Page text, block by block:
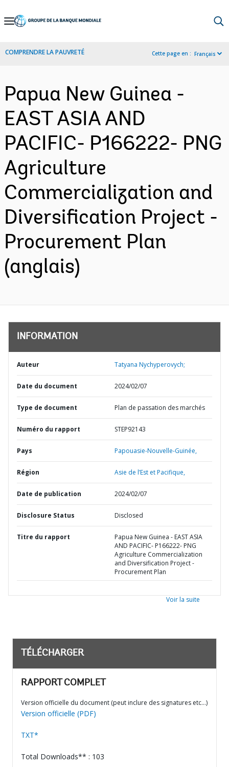
Skip
Navigation
COMPRENDRE LA PAUVRETÉ Cette page en : Français
Papua New Guinea -
EAST ASIA AND
PACIFIC- P166222- PNG
Agriculture
Commercialization and
Diversification Project -
Procurement Plan
(anglais)
INFORMATION
Auteur Tatyana Nychyperovych;
Date du document 2024/02/07
Type de document Plan de passation des marchés
Numéro du rapport STEP92143
Pays Papouasie-Nouvelle-Guinée,
Région Asie de l’Est et Pacifique,
Date de publication 2024/02/07
Disclosure Status Disclosed
Titre du rapport
Papua New Guinea - EAST ASIA
AND PACIFIC- P166222- PNG
Agriculture Commercialization
and Diversification Project -
Procurement Plan
Voir la suite
TÉLÉCHARGER
RAPPORT COMPLET
Version officielle du document (peut inclure des signatures etc…)
Version officielle (PDF)
TXT*
Total Downloads** : 103